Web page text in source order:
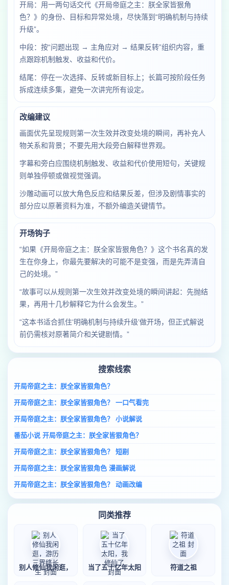
开局：用一两句话交代《开局帝庭之主：朕全家皆狠角
色？》的身份、目标和异常处境，尽快落到“明确机制与持续
升级”。
中段：按“问题出现 → 主角应对 → 结果反转”组织内容，重
点跟踪机制触发、收益和代价。
结尾：停在一次选择、反转或新目标上；长篇可按阶段任务
拆成连续多集，避免一次讲完所有设定。
改编建议
画面优先呈现规则第一次生效并改变处境的瞬间，再补充人
物关系和背景；不要先用大段旁白解释世界观。
字幕和旁白应围绕机制触发、收益和代价使用短句，关键规
则单独停顿或做视觉强调。
沙雕动画可以放大角色反应和结果反差，但涉及剧情事实的
部分应以原著资料为准，不额外编造关键情节。
开场钩子
“如果《开局帝庭之主：朕全家皆狠角色？》这个书名真的发
生在你身上，你最先要解决的可能不是变强，而是先弄清自
己的处境。”
“故事可以从规则第一次生效并改变处境的瞬间讲起：先抛结
果，再用十几秒解释它为什么会发生。”
“这本书适合抓住‘明确机制与持续升级’做开场，但正式解说
前仍需核对原著简介和关键剧情。”
搜索线索
开局帝庭之主：朕全家皆狠角色？
开局帝庭之主：朕全家皆狠角色？ 一口气看完
开局帝庭之主：朕全家皆狠角色？ 小说解说
番茄小说 开局帝庭之主：朕全家皆狠角色？
开局帝庭之主：朕全家皆狠角色？ 短剧
开局帝庭之主：朕全家皆狠角色 漫画解说
开局帝庭之主：朕全家皆狠角色？ 动画改编
同类推荐
别人修仙我闲逛， 当了五十亿年太阳 符道之祖